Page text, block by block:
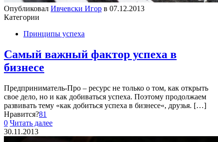
Опубликовал Ивчевски Игор в 07.12.2013
Категории
Принципы успеха
Самый важный фактор успеха в
бизнесе
Предприниматель-Про – ресурс не только о том, как открыть
свое дело, но и как добиваться успеха. Поэтому продолжаем
развивать тему «как добиться успеха в бизнесе«, друзья. […]
Нравится?81
0 Читать далее
30.11.2013